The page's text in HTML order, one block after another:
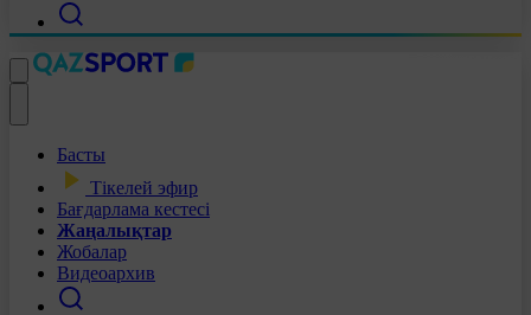
Басты
Тікелей эфир
Бағдарлама кестесі
Жаңалықтар
Жобалар
Видеоархив